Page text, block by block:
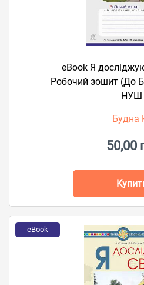
eBook Я
Робочий зошит (До
НУШ
Будна
50,00
eBook